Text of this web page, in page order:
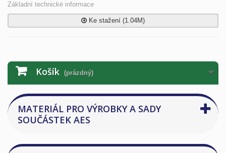
Základní technické informace
Ke stažení (1.04M)
Košík (prázdný)
MATERIÁL PRO VÝROBKY A SADY
SOUČÁSTEK AES